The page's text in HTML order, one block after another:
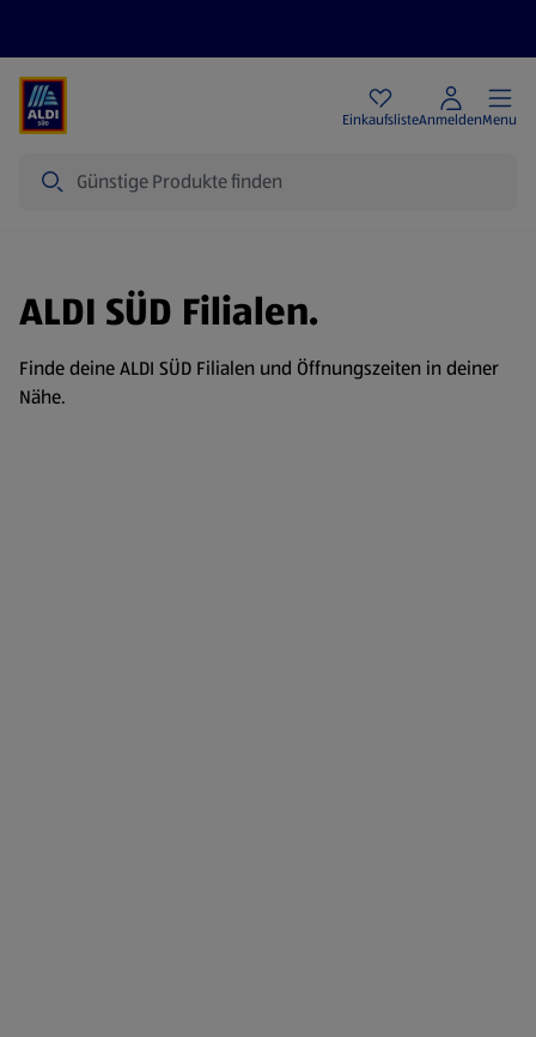
EinkaufslisteAnmeldenMenu
ALDI SÜD Filialen.
Finde deine ALDI SÜD Filialen und Öffnungszeiten in deiner
Nähe.